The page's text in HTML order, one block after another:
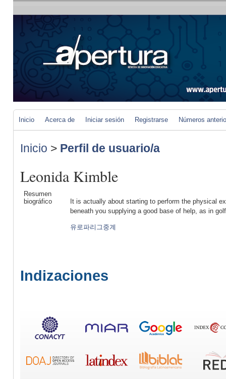
Inicio Acerca de Iniciar sesión Registrarse Números
Inicio > Perfil de usuario/a
Leonida Kimble
Resumen
biográfico
It is actually about starting to perform the physical
beneath you supplying a good base of help, as in
유로파리그중계
Indizaciones